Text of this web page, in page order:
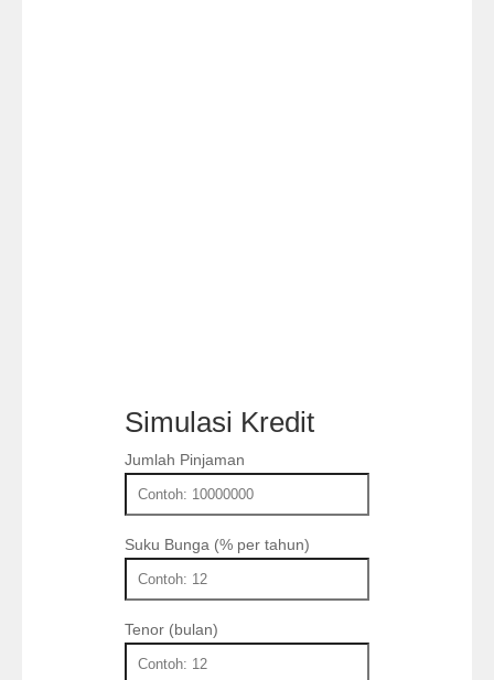
Simulasi Kredit
Jumlah Pinjaman
Suku Bunga (% per tahun)
Tenor (bulan)